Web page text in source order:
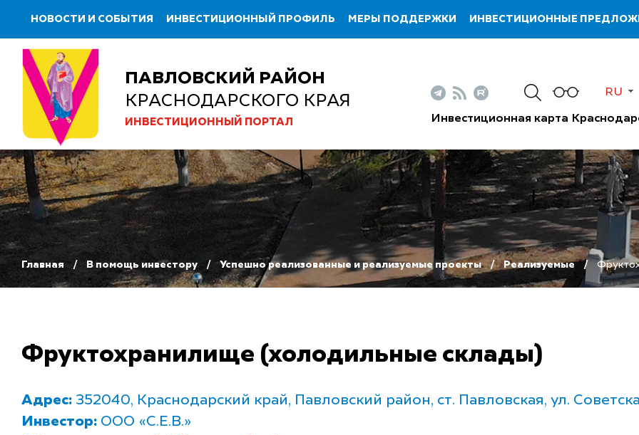
НОВОСТИ И СОБЫТИЯ ИНВЕСТИЦИОННЫЙ ПРОФИЛЬ МЕРЫ ПОДДЕРЖКИ ИНВЕСТИЦИОННЫЕ
ПАВЛОВСКИЙ РАЙОН
КРАСНОДАРСКОГО КРАЯ
ИНВЕСТИЦИОННЫЙ ПОРТАЛ
RU
Инвестиционная карта
Главная В помощь инвестору Успешно реализованные и реализуемые проекты Реализуемые
Фруктохранилище (холодильные склады)
Адрес: 352040, Краснодарский край, Павловский район, ст. Павловская, ул.
Инвестор: ООО «С.Е.В.»